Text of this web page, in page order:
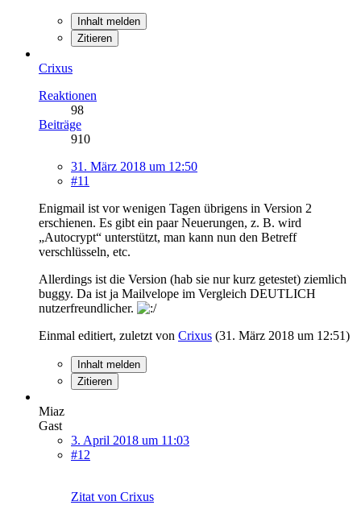
Inhalt melden
Zitieren
Crixus
Reaktionen
98
Beiträge
910
31. März 2018 um 12:50
#11
Enigmail ist vor wenigen Tagen übrigens in Version 2
erschienen. Es gibt ein paar Neuerungen, z. B. wird
„Autocrypt“ unterstützt, man kann nun den Betreff
verschlüsseln, etc.
Allerdings ist die Version (hab sie nur kurz getestet) ziemlich
buggy. Da ist ja Mailvelope im Vergleich DEUTLICH
nutzerfreundlicher.
Einmal editiert, zuletzt von Crixus (31. März 2018 um 12:51)
Inhalt melden
Zitieren
Miaz
Gast
3. April 2018 um 11:03
#12
Zitat von Crixus